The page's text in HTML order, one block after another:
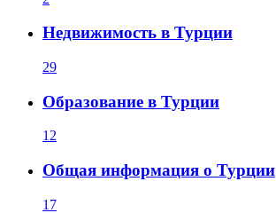
Недвижимость в Турции
29
Образование в Турции
12
Общая информация о Турции
17